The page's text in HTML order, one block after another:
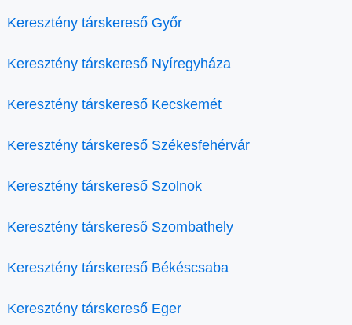
Keresztény társkereső Győr
Keresztény társkereső Nyíregyháza
Keresztény társkereső Kecskemét
Keresztény társkereső Székesfehérvár
Keresztény társkereső Szolnok
Keresztény társkereső Szombathely
Keresztény társkereső Békéscsaba
Keresztény társkereső Eger